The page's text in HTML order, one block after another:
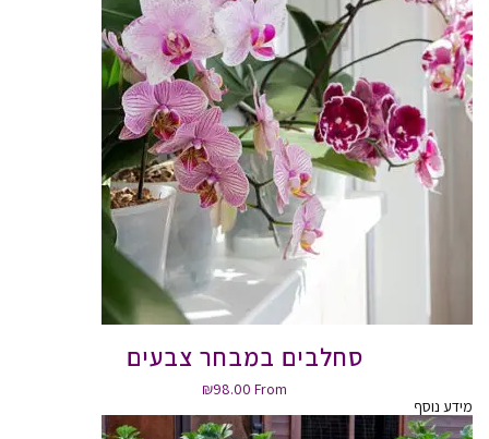
סחלבים במבחר צבעים
From
₪98.00
מידע נוסף